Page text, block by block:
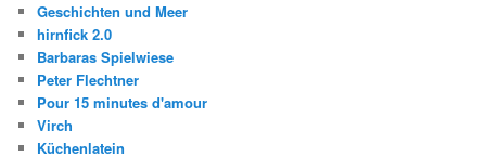
Geschichten und Meer
hirnfick 2.0
Barbaras Spielwiese
Peter Flechtner
Pour 15 minutes d'amour
Virch
Küchenlatein